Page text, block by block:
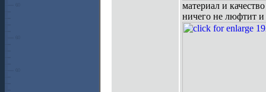
материал и
ничего не люфтит и